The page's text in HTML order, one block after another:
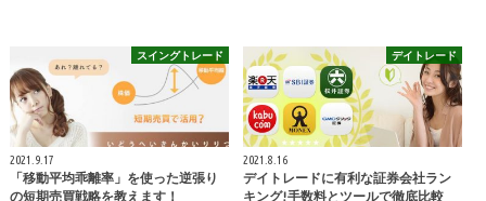
スイングトレード
2021.9.17
「移動平均乖離率」を使った逆張り
の短期売買戦略を教えます！
デイトレード
2021.8.16
デイトレードに有利な証券会社ラン
キング!手数料とツールで徹底比較